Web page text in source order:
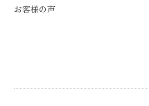
お客様の声